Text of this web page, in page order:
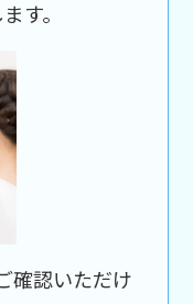
す。
確認いただけ